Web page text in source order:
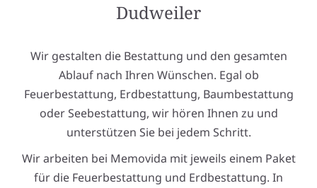
Dudweiler
Wir gestalten die Bestattung und den gesamten
Ablauf nach Ihren Wünschen. Egal ob
Feuerbestattung, Erdbestattung, Baumbestattung
oder Seebestattung, wir hören Ihnen zu und
unterstützen Sie bei jedem Schritt.
Wir arbeiten bei Memovida mit jeweils einem Paket
für die Feuerbestattung und Erdbestattung. In